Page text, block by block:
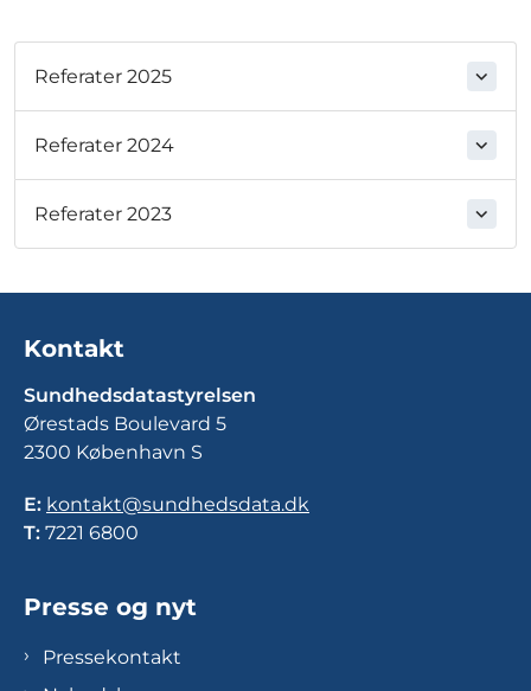
Referater 2025
Referater 2024
Referater 2023
Kontakt
Sundhedsdatastyrelsen
Ørestads Boulevard 5
2300 København S
E: kontakt@sundhedsdata.dk
T: 7221 6800
Presse og nyt
Pressekontakt